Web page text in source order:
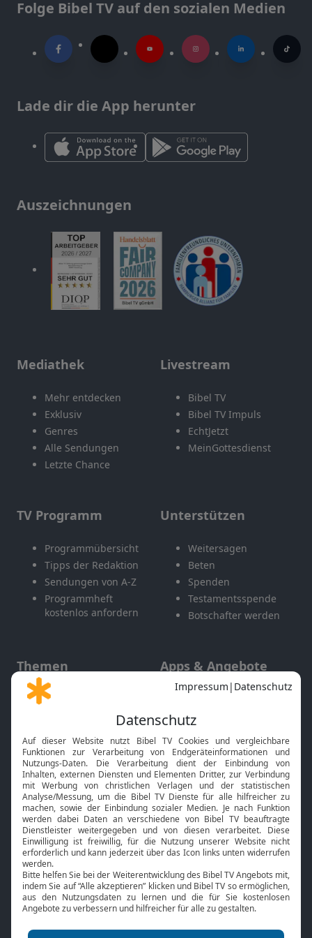
Folge Bibel TV auf den sozialen Medien
Lade dir die App herunter
Auszeichnungen
Mediathek
Mehr entdecken
Exklusiv
Genres
Alle Sendungen
Letzte Chance
Livestream
Bibel TV
Bibel TV Impuls
EchtJetzt
MeinGottesdienst
TV Programm
Programmübersicht
Tipps der Redaktion
Sendungen von A-Z
Programmheft
kostenlos anfordern
Unterstützen
Weitersagen
Beten
Spenden
Testamentsspende
Botschafter werden
Themen
Gott und Bibel erklärt
Neuigkeiten
Apps & Angebote
Mobile App
Smart TV
HbbTV
Bibelthek Online-Bibel
Nächster Gottesdienst
Bibel TV
Über uns
Jobs
Mediadaten
Service
Kontakt
TV-Empfang